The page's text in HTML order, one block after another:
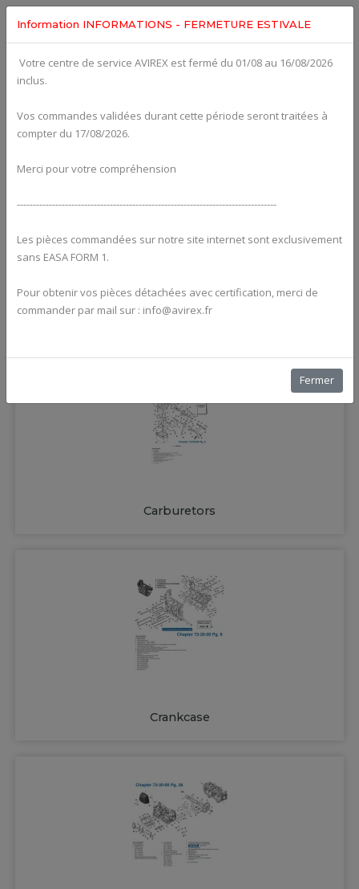
Alternators
Carburetors
Crankcase
Information INFORMATIONS - FERMETURE ESTIVALE
Votre centre de service AVIREX est fermé du 01/08 au 16/08/2026
inclus.
Vos commandes validées durant cette période seront traitées à
compter du 17/08/2026.
Merci pour votre compréhension
---------------------------------------------------------------------------------
Les pièces commandées sur notre site internet sont exclusivement
sans EASA FORM 1.
Pour obtenir vos pièces détachées avec certification, merci de
commander par mail sur : info@avirex.fr
Fermer